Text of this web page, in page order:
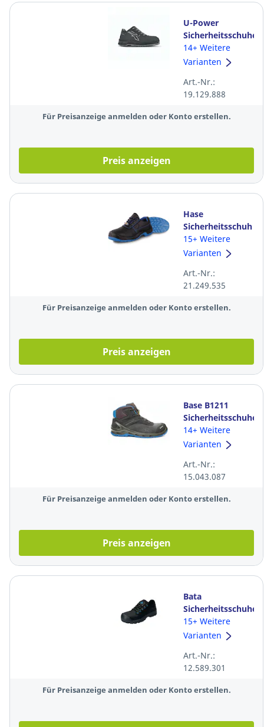
U-Power
Sicherheitsschuhe
Jackson S3S,
Größe: 44,
14+ Weitere
Varianten
Art.-Nr.:
19.129.888
Für Preisanzeige anmelden oder Konto erstellen.
Preis anzeigen
Hase
Sicherheitsschuh
LUCA, S3 ESD SR
FO,
Größe 42
15+ Weitere
Varianten
Art.-Nr.:
21.249.535
Für Preisanzeige anmelden oder Konto erstellen.
Preis anzeigen
Base B1211
Sicherheitsschuhe
I-Robox Top, S3
CI ESD,
Größe: 43
14+ Weitere
Varianten
Art.-Nr.:
15.043.087
Für Preisanzeige anmelden oder Konto erstellen.
Preis anzeigen
Bata
Sicherheitsschuhe
Intrepid 714-
62432, S3 SRC,
schwarz
15+ Weitere
Varianten
Art.-Nr.:
12.589.301
Für Preisanzeige anmelden oder Konto erstellen.